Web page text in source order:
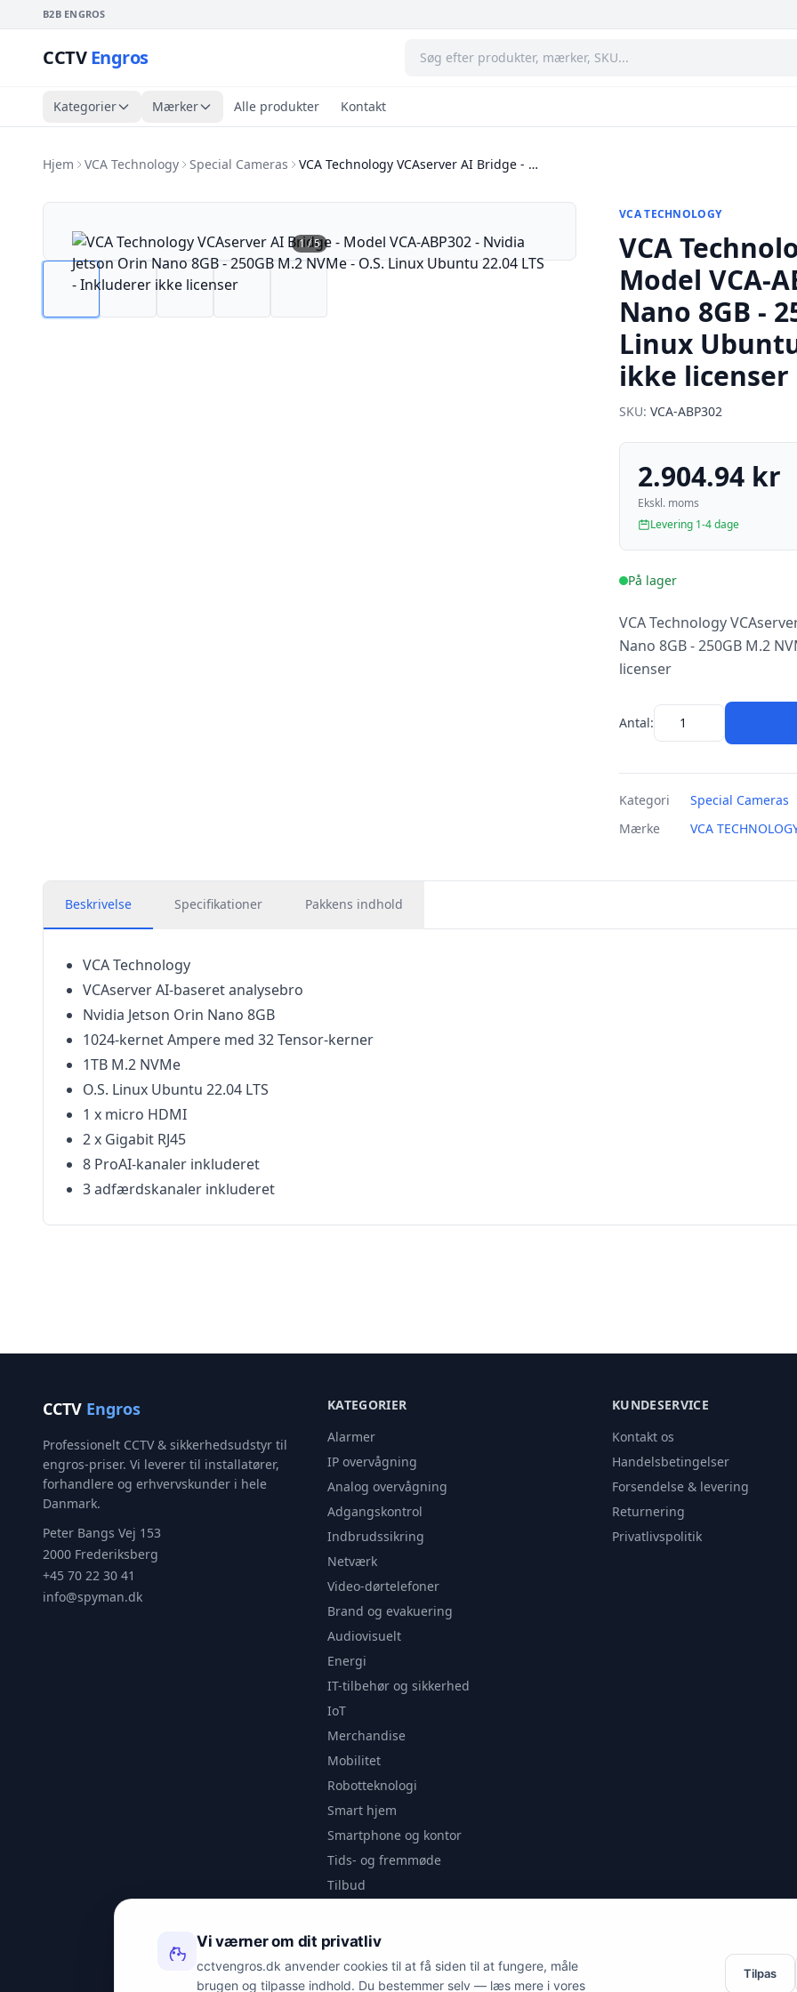
B2B ENGROS
CCTVEngros
Kategorier Mærker Alle produkter Kontakt
Hjem VCA Technology Special Cameras VCA Technology VCAserver AI Bridge - …
1/5
VCA TECHNOLOGY
VCA
Model VCA-
Nano 8GB -
Linux
ikke licenser
SKU: VCA-ABP302
2.904.94 kr
Ekskl. moms
Levering 1-4 dage
På lager
VCA Technology
Nano 8GB - 250GB M.2
licenser
Antal:
Kategori
Special Cameras
Mærke
VCA
Beskrivelse Specifikationer Pakkens indhold
VCA Technology
VCAserver AI-baseret analysebro
Nvidia Jetson Orin Nano 8GB
1024-kernet Ampere med 32 Tensor-kerner
1TB M.2 NVMe
O.S. Linux Ubuntu 22.04 LTS
1 x micro HDMI
2 x Gigabit RJ45
8 ProAI-kanaler inkluderet
3 adfærdskanaler inkluderet
CCTV Engros
Professionelt CCTV & sikkerhedsudstyr til
engros-priser. Vi leverer til installatører,
forhandlere og erhvervskunder i hele
Danmark.
Peter Bangs Vej 153
2000 Frederiksberg
+45 70 22 30 41
info@spyman.dk
KATEGORIER
Alarmer
IP overvågning
Analog overvågning
Adgangskontrol
Indbrudssikring
Netværk
Video-dørtelefoner
Brand og evakuering
Audiovisuelt
Energi
IT-tilbehør og sikkerhed
IoT
Merchandise
Mobilitet
Robotteknologi
Smart hjem
Smartphone og kontor
Tids- og fremmøde
Tilbud
Videoanalyse
Outlet
KUNDESERVICE
Kontakt os
Handelsbetingelser
Forsendelse & levering
Returnering
Privatlivspolitik
Vi værner om dit privatliv
cctvengros.dk anvender cookies til at få siden til at fungere, måle
brugen og tilpasse indhold. Du bestemmer selv — læs mere i vores
Tilpas